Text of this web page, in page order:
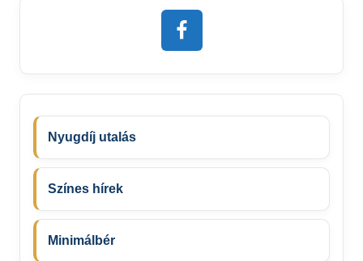
Nyugdíj utalás
Színes hírek
Minimálbér